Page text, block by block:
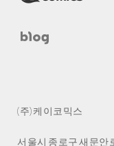
(주) 케이코믹스
서울시 종로구 새문안